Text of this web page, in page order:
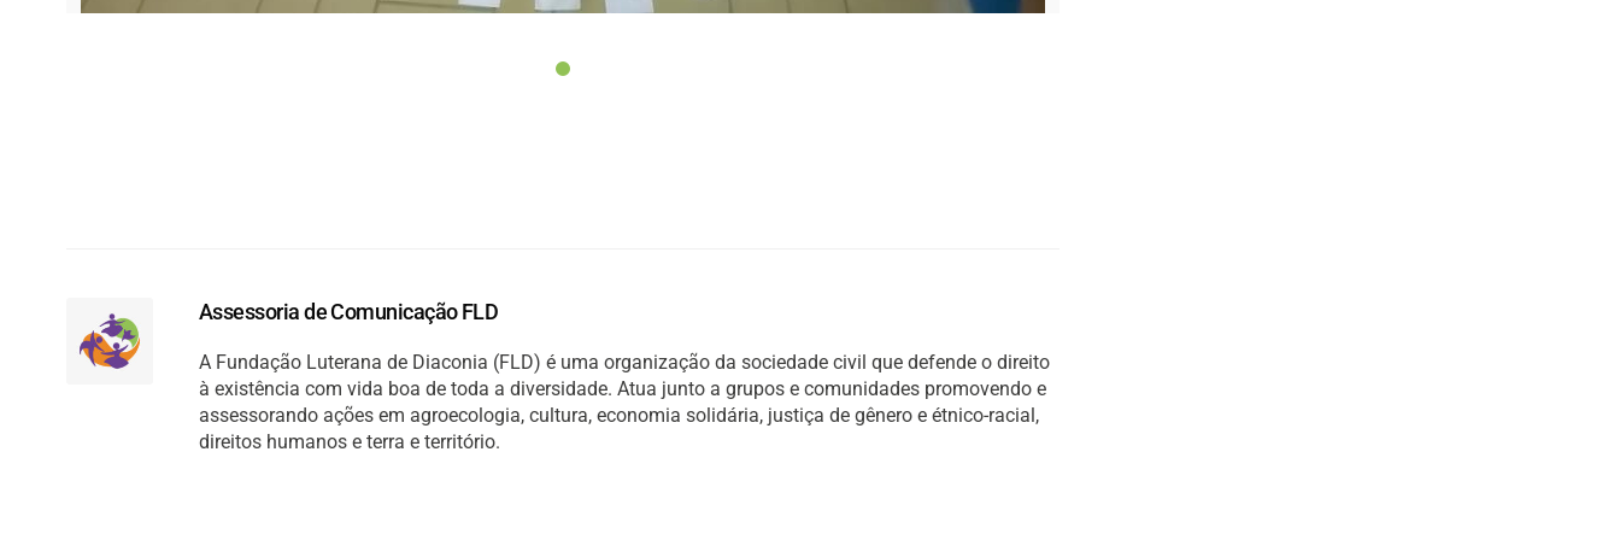
Assessoria de Comunicação FLD
A Fundação Luterana de Diaconia (FLD) é uma organização da sociedade civil que defende o direito
à existência com vida boa de toda a diversidade. Atua junto a grupos e comunidades promovendo e
assessorando ações em agroecologia, cultura, economia solidária, justiça de gênero e étnico-racial,
direitos humanos e terra e território.